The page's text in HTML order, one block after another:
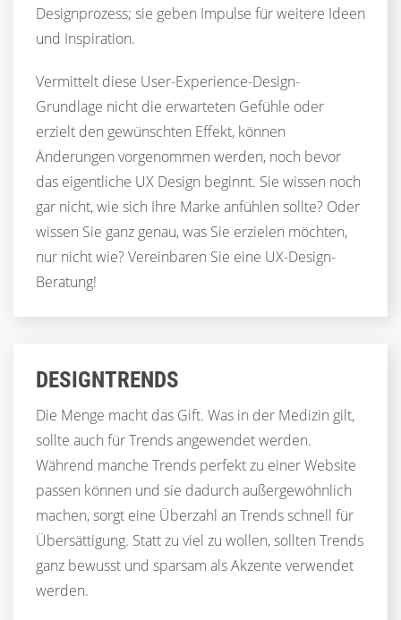
Designprozess; sie geben Impulse für weitere Ideen
und Inspiration.
Vermittelt diese User-Experience-Design-
Grundlage nicht die erwarteten Gefühle oder
erzielt den gewünschten Effekt, können
Änderungen vorgenommen werden, noch bevor
das eigentliche UX Design beginnt. Sie wissen noch
gar nicht, wie sich Ihre Marke anfühlen sollte? Oder
wissen Sie ganz genau, was Sie erzielen möchten,
nur nicht wie? Vereinbaren Sie eine UX-Design-
Beratung!
DESIGNTRENDS
Die Menge macht das Gift. Was in der Medizin gilt,
sollte auch für Trends angewendet werden.
Während manche Trends perfekt zu einer Website
passen können und sie dadurch außergewöhnlich
machen, sorgt eine Überzahl an Trends schnell für
Übersättigung. Statt zu viel zu wollen, sollten Trends
ganz bewusst und sparsam als Akzente verwendet
werden.